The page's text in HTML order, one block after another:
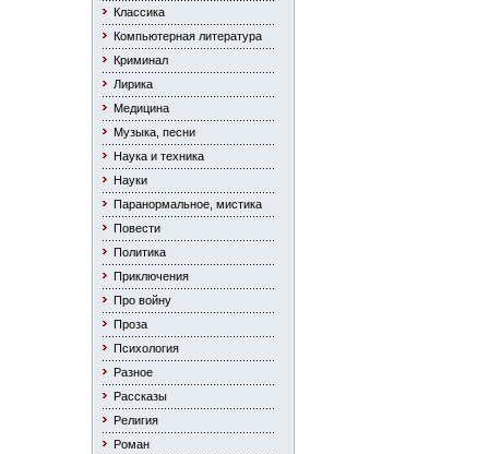
Классика
Компьютерная литература
Криминал
Лирика
Медицина
Музыка, песни
Наука и техника
Науки
Паранормальное, мистика
Повести
Политика
Приключения
Про войну
Проза
Психология
Разное
Рассказы
Религия
Роман